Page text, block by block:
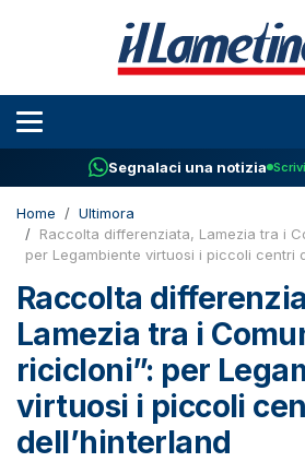
Segnalaci una notizia
Home
Ultimora
Raccolta differenziata, Lamezia tra i
per Legambiente virtuosi i piccoli centri
Raccolta
Lamezia tra i
ricicloni”: per
virtuosi i piccoli
dell’hinterland